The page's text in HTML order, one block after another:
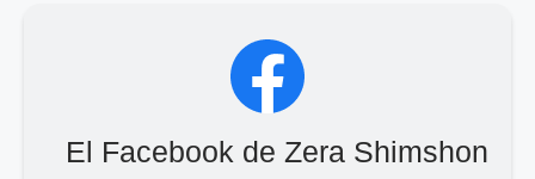
El Facebook de Zera Shimshon